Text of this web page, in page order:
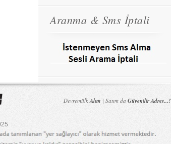
Aranma & Sms İptali
DevremülkAlım | Satım da Güvenilir Adres...!